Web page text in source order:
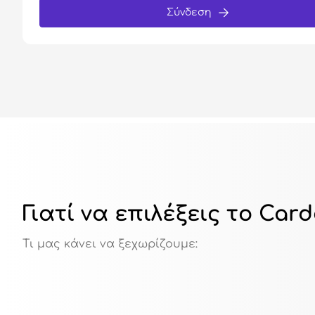
Σύνδεση
Γιατί να επιλέξεις το
Τι μας κάνει να ξεχωρίζουμε: